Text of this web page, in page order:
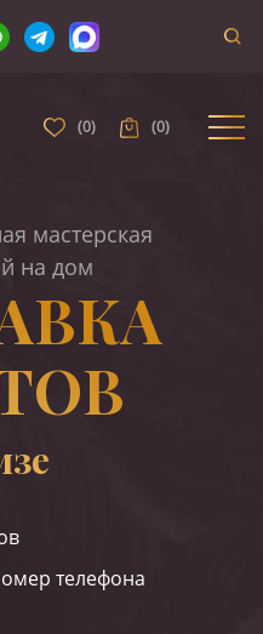
(0) (0)
мастерская
на дом
телефона